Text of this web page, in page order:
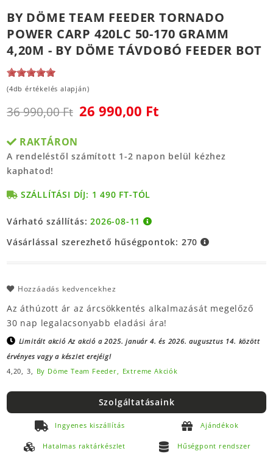
BY DÖME TEAM FEEDER TORNADO
POWER CARP 420LC 50-170 GRAMM
4,20M - BY DÖME TÁVDOBÓ FEEDER BOT
(4db értékelés alapján)
36 990,00 Ft 26 990,00 Ft
RAKTÁRON
A rendeléstől számított 1-2 napon belül kézhez
kaphatod!
SZÁLLÍTÁSI DÍJ: 1 490 FT-TÓL
Várható szállítás:2026-08-11
Vásárlással szerezhető hűségpontok: 270
Hozzáadás kedvencekhez
Az áthúzott ár az árcsökkentés alkalmazását megelőző
30 nap legalacsonyabb eladási ára!
Limitált akcióAz akció a 2025. január 4. és 2026. augusztus 14. között
érvényes vagy a készlet erejéig!
4,20, 3, By Döme Team Feeder, Extreme Akciók
Szolgáltatásaink
Ingyenes kiszállítás Ajándékok
Hatalmas raktárkészlet Hűségpont rendszer